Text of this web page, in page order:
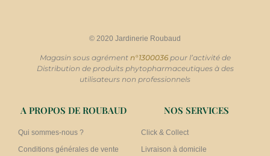
© 2020 Jardinerie Roubaud
Magasin sous agrément n°1300036pour l’activité de
Distribution de produits phytopharmaceutiques à des
utilisateurs non professionnels
A PROPOS DE ROUBAUD
Qui sommes-nous ?
Conditions générales de vente
NOS SERVICES
Click & Collect
Livraison à domicile